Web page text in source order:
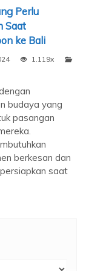
Perlu
Saat
ke Bali
1.119x
budaya yang
pasangan
berkesan dan
saat